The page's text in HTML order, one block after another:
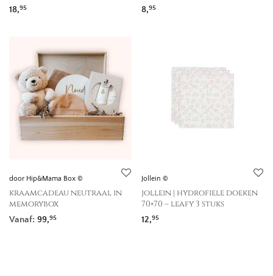
18,95 8,95
door Hip&Mama Box ©
kraamcadeau neutraal in
memorybox
Vanaf: 99,95
Jollein ©
jollein | hydrofiele doeken
70×70 – leafy 3 stuks
12,95